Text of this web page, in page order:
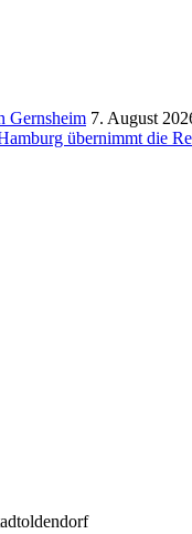
Gernsheim 7. August
übernimmt die